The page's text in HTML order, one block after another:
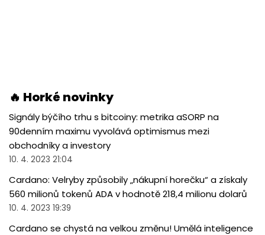
🔥 Horké novinky
Signály býčího trhu s bitcoiny: metrika aSORP na
90denním maximu vyvolává optimismus mezi
obchodníky a investory
10. 4. 2023 21:04
Cardano: Velryby způsobily „nákupní horečku“ a získaly
560 milionů tokenů ADA v hodnotě 218,4 milionu dolarů
10. 4. 2023 19:39
Cardano se chystá na velkou změnu! Umělá inteligence